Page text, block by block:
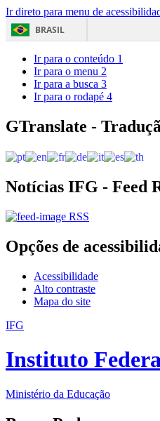
Ir direto para menu de
BRASIL
Ir para o conteúdo 1
Ir para o menu 2
Ir para a busca 3
Ir para o rodapé 4
GTranslate -
Notícias IFG - Feed
RSS
Opções de
Acessibilidade
Alto contraste
Mapa do site
IFG
Instituto
Ministério da Educação